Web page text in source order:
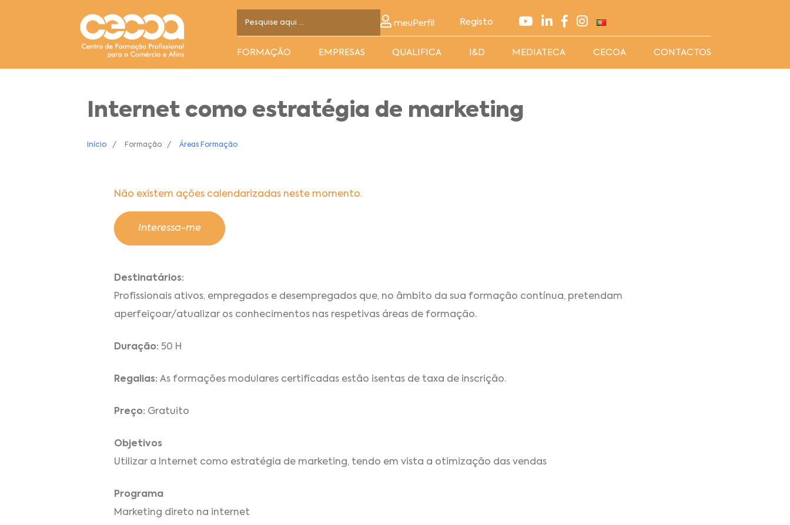
meuPerfil Registo
FORMAÇÃO EMPRESAS QUALIFICA I&D MEDIATECA CECOA CONTACTOS
Internet como estratégia de marketing
Início Formação Áreas Formação
Não existem ações calendarizadas neste momento.
Interessa-me
Destinatários:
Profissionais ativos, empregados e desempregados que, no âmbito da sua formação contínua, pretendam
aperfeiçoar/atualizar os conhecimentos nas respetivas áreas de formação.
Duração: 50 H
Regalias: As formações modulares certificadas estão isentas de taxa de inscrição.
Preço: Gratuito
Objetivos
Utilizar a Internet como estratégia de marketing, tendo em vista a otimização das vendas
Programa
Marketing direto na internet